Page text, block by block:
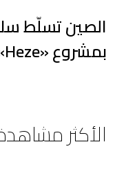
الصين تسلّط
بمشروع «Heze»
الأكثر